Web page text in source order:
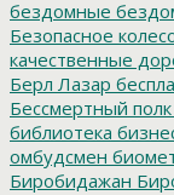
бездомные
Безопасное
качественные
Берл Лазар
Бессмертный полк
библиотека
омбудсмен
Биробидажан